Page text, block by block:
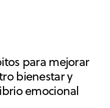
para mejorar
bienestar y
emocional